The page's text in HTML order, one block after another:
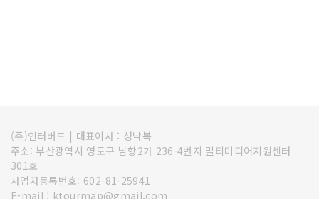
(주)인터버드 | 대표이사 : 성낙복
주소: 부산광역시 영도구 남항2가 236-4번지 멀티미디어지원센터
301호
사업자등록번호: 602-81-25941
E-mail : ktourmap@gmail.com